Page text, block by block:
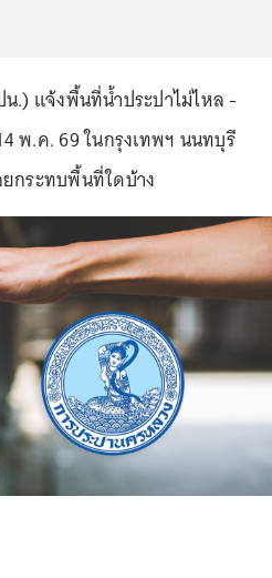
.) แจ้งพื้นที่น้ำประปาไม่ไหล -
พ.ค. 69 ในกรุงเทพฯ นนทบุรี
ยกระทบพื้นที่ใดบ้าง